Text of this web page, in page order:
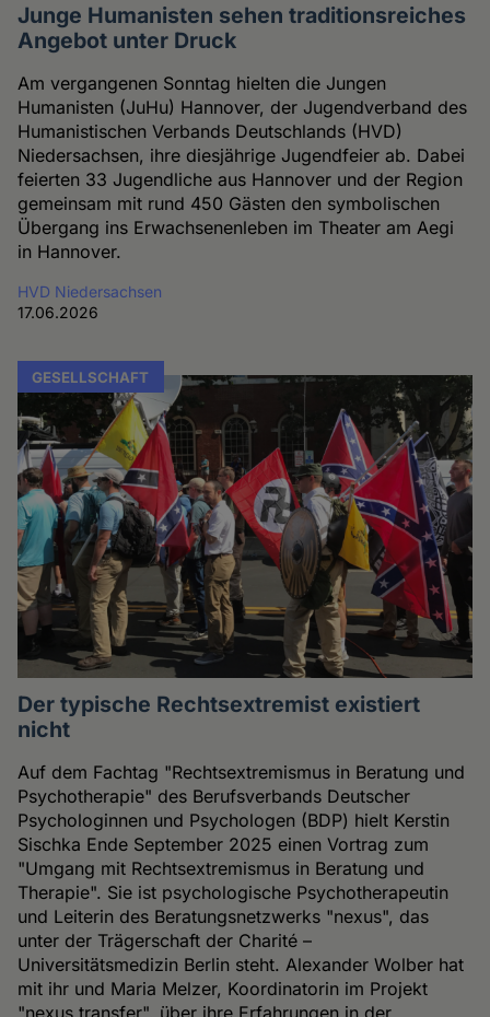
Junge Humanisten sehen traditionsreiches
Angebot unter Druck
Am vergangenen Sonntag hielten die Jungen
Humanisten (JuHu) Hannover, der Jugendverband des
Humanistischen Verbands Deutschlands (HVD)
Niedersachsen, ihre diesjährige Jugendfeier ab. Dabei
feierten 33 Jugendliche aus Hannover und der Region
gemeinsam mit rund 450 Gästen den symbolischen
Übergang ins Erwachsenenleben im Theater am Aegi
in Hannover.
HVD Niedersachsen
17.06.2026
GESELLSCHAFT
Der typische Rechtsextremist existiert
nicht
Auf dem Fachtag "Rechtsextremismus in Beratung und
Psychotherapie" des Berufsverbands Deutscher
Psychologinnen und Psychologen (BDP) hielt Kerstin
Sischka Ende September 2025 einen Vortrag zum
"Umgang mit Rechtsextremismus in Beratung und
Therapie". Sie ist psychologische Psychotherapeutin
und Leiterin des Beratungsnetzwerks "nexus", das
unter der Trägerschaft der Charité –
Universitätsmedizin Berlin steht. Alexander Wolber hat
mit ihr und Maria Melzer, Koordinatorin im Projekt
"nexus transfer", über ihre Erfahrungen in der